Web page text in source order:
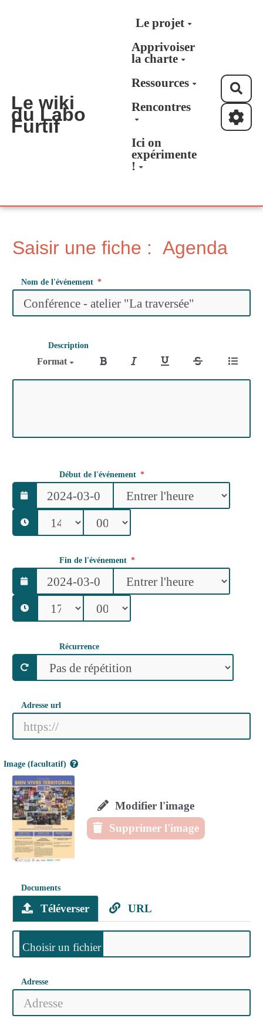
Aller au contenu principal
Le wiki
du Labo
Furtif
Le projet
Apprivoiser
la charte
Ressources
Rencontres
Ici on
expérimente
!
Saisir une fiche : Agenda
Nom de l'événement
Description
Format
Début de l'événement
Fin de l'événement
Récurrence
Adresse url
Image (facultatif)
Modifier l'image
Supprimer l'image
Documents
Téléverser URL
Adresse